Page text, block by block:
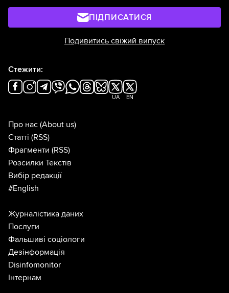
ПІДПИСАТИСЯ
Подивитись свіжий випуск
Стежити:
UA EN
Про нас (About us)
Статті (RSS)
Фрагменти (RSS)
Розсилки Текстів
Вибір редакції
#English
Журналістика даних
Послуги
Фальшиві соціологи
Дезінформація
Disinfomonitor
Інтернам